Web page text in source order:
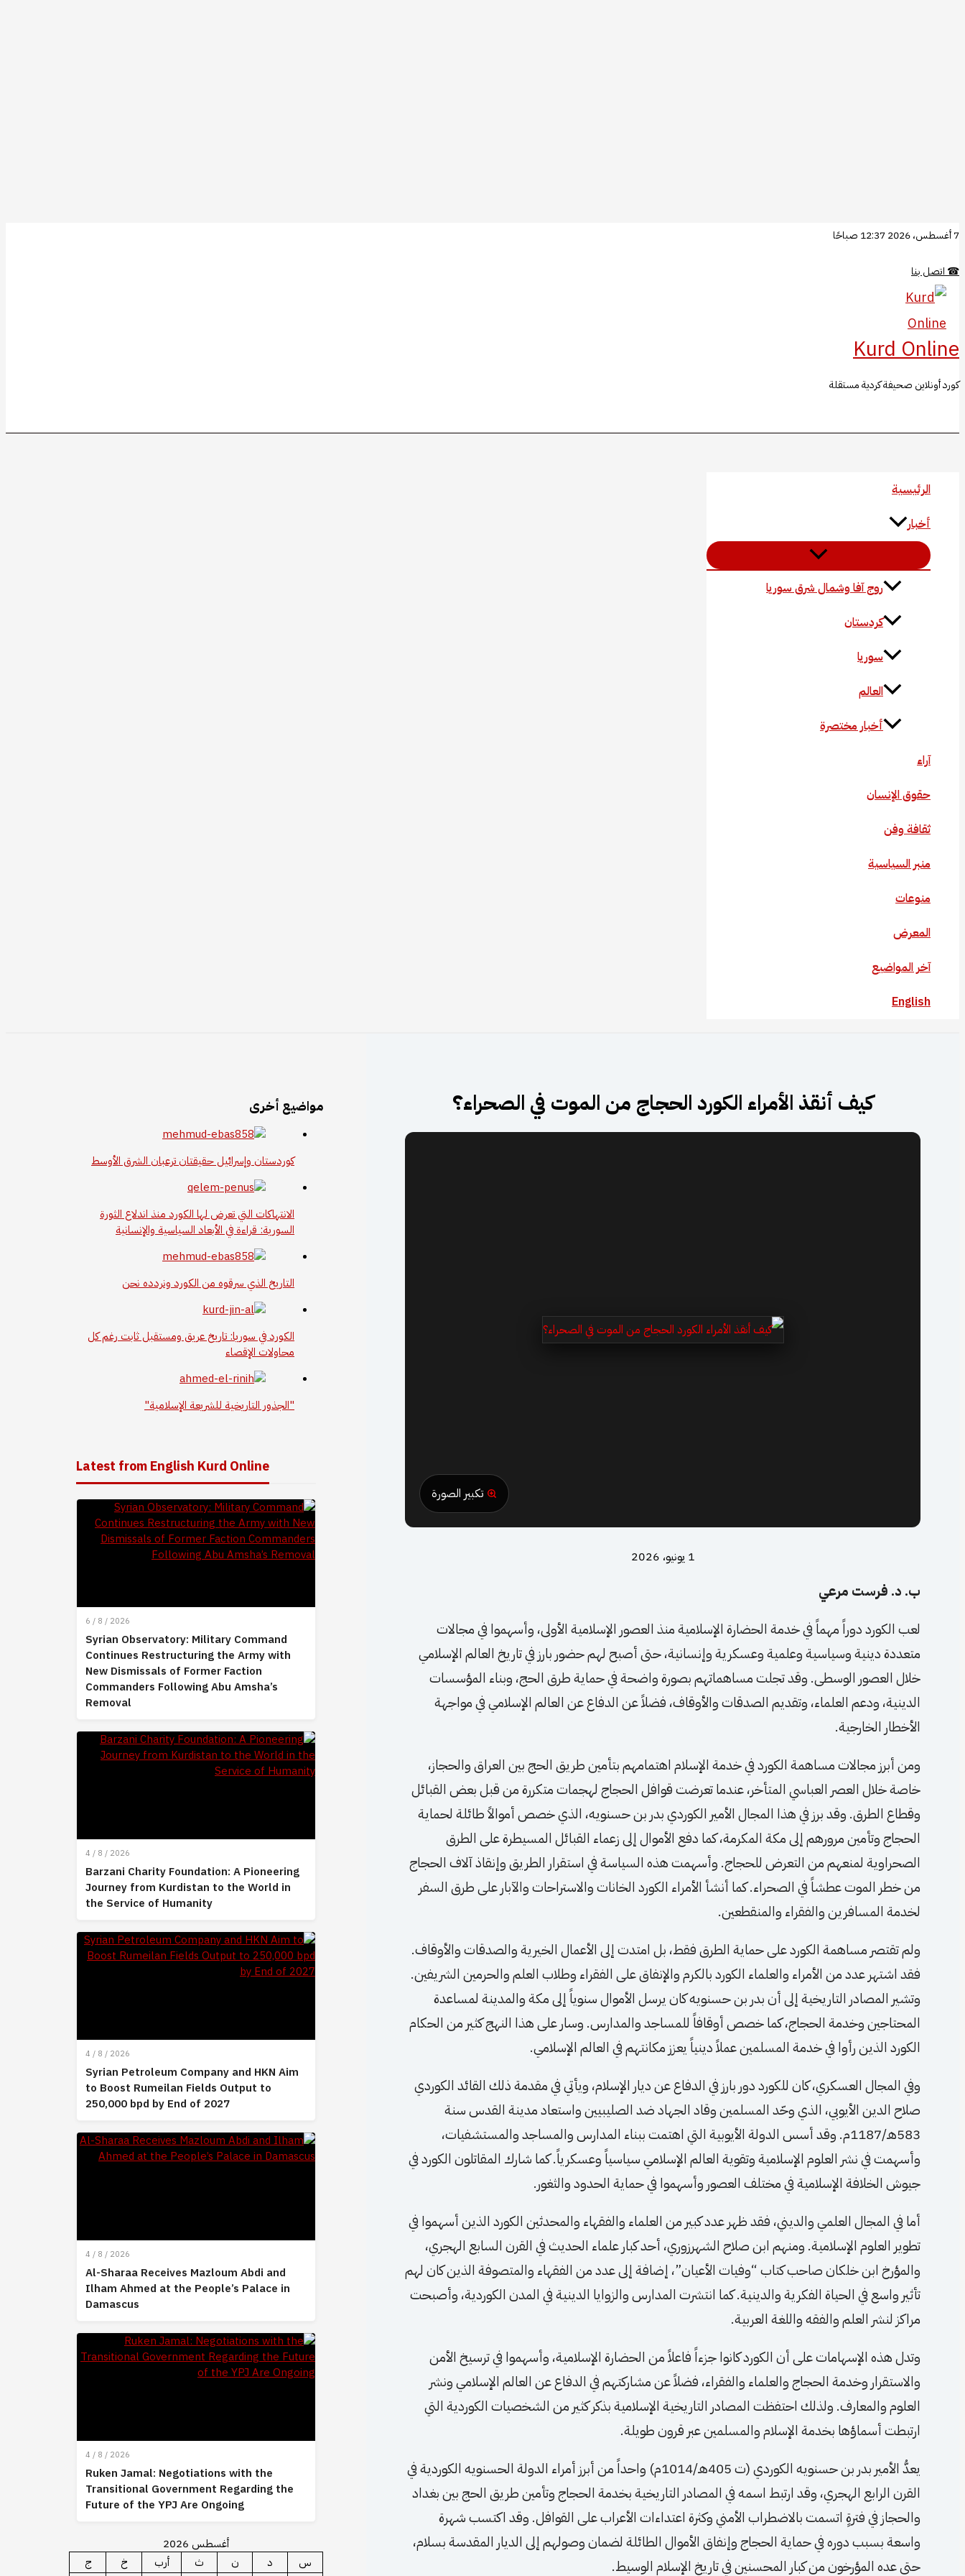
تخطي
المحتوى
7 أغسطس، 2026 12:37 صباحًا
☎ اتصل بنا
Kurd Online
كورد أونلاين صحيفة كردية مستقلة
الرئيسية
أخبار
روج آفا وشمال شرق سوريا
كردستان
سوريا
العالم
أخبار مختصرة
آراء
حقوق الإنسان
ثقافة وفن
منبر السياسية
منوعات
المعرض
آخر المواضيع
English
كيف أنقذ الأمراء الكورد الحجاج من الموت في الصحراء؟
تكبير الصورة
1 يونيو، 2026
ب. د. فرست مرعي
لعب الكورد دوراً مهماً في خدمة الحضارة الإسلامية منذ العصور الإسلامية الأولى، وأسهموا في مجالات
متعددة دينية وسياسية وعلمية وعسكرية وإنسانية، حتى أصبح لهم حضور بارز في تاريخ العالم الإسلامي
خلال العصور الوسطى. وقد تجلت مساهماتهم بصورة واضحة في حماية طرق الحج، وبناء المؤسسات
الدينية، ودعم العلماء، وتقديم الصدقات والأوقاف، فضلاً عن الدفاع عن العالم الإسلامي في مواجهة
الأخطار الخارجية.
ومن أبرز مجالات مساهمة الكورد في خدمة الإسلام اهتمامهم بتأمين طريق الحج بين العراق والحجاز،
خاصة خلال العصر العباسي المتأخر، عندما تعرضت قوافل الحجاج لهجمات متكررة من قبل بعض القبائل
وقطاع الطرق. وقد برز في هذا المجال الأمير الكوردي بدر بن حسنويه، الذي خصص أموالاً طائلة لحماية
الحجاج وتأمين مرورهم إلى مكة المكرمة، كما دفع الأموال إلى زعماء القبائل المسيطرة على الطرق
الصحراوية لمنعهم من التعرض للحجاج. وأسهمت هذه السياسة في استقرار الطريق وإنقاذ آلاف الحجاج
من خطر الموت عطشاً في الصحراء. كما أنشأ الأمراء الكورد الخانات والاستراحات والآبار على طرق السفر
لخدمة المسافرين والفقراء والمنقطعين.
ولم تقتصر مساهمة الكورد على حماية الطرق فقط، بل امتدت إلى الأعمال الخيرية والصدقات والأوقاف.
فقد اشتهر عدد من الأمراء والعلماء الكورد بالكرم والإنفاق على الفقراء وطلاب العلم والحرمين الشريفين.
وتشير المصادر التاريخية إلى أن بدر بن حسنويه كان يرسل الأموال سنوياً إلى مكة والمدينة لمساعدة
المحتاجين وخدمة الحجاج، كما خصص أوقافاً للمساجد والمدارس. وسار على هذا النهج كثير من الحكام
الكورد الذين رأوا في خدمة المسلمين عملاً دينياً يعزز مكانتهم في العالم الإسلامي.
وفي المجال العسكري، كان للكورد دور بارز في الدفاع عن ديار الإسلام، ويأتي في مقدمة ذلك القائد الكوردي
صلاح الدين الأيوبي، الذي وحّد المسلمين وقاد الجهاد ضد الصليبيين واستعاد مدينة القدس سنة
583هـ/1187م. وقد أسس الدولة الأيوبية التي اهتمت ببناء المدارس والمساجد والمستشفيات،
وأسهمت في نشر العلوم الإسلامية وتقوية العالم الإسلامي سياسياً وعسكرياً. كما شارك المقاتلون الكورد في
جيوش الخلافة الإسلامية في مختلف العصور وأسهموا في حماية الحدود والثغور.
أما في المجال العلمي والديني، فقد ظهر عدد كبير من العلماء والفقهاء والمحدثين الكورد الذين أسهموا في
تطوير العلوم الإسلامية. ومنهم ابن صلاح الشهرزوري، أحد كبار علماء الحديث في القرن السابع الهجري،
والمؤرخ ابن خلكان صاحب كتاب “وفيات الأعيان”، إضافة إلى عدد من الفقهاء والمتصوفة الذين كان لهم
تأثير واسع في الحياة الفكرية والدينية. كما انتشرت المدارس والزوايا الدينية في المدن الكوردية، وأصبحت
مراكز لنشر العلم والفقه واللغة العربية.
وتدل هذه الإسهامات على أن الكورد كانوا جزءاً فاعلاً من الحضارة الإسلامية، وأسهموا في ترسيخ الأمن
والاستقرار وخدمة الحجاج والعلماء والفقراء، فضلاً عن مشاركتهم في الدفاع عن العالم الإسلامي ونشر
العلوم والمعارف. ولذلك احتفظت المصادر التاريخية الإسلامية بذكر كثير من الشخصيات الكوردية التي
ارتبطت أسماؤها بخدمة الإسلام والمسلمين عبر قرون طويلة.
يعدُّ الأمير بدر بن حسنويه الكوردي (ت 405هـ/1014م) واحداً من أبرز أمراء الدولة الحسنويه الكوردية في
القرن الرابع الهجري، وقد ارتبط اسمه في المصادر التاريخية بخدمة الحجاج وتأمين طريق الحج بين بغداد
والحجاز في فترةٍ اتسمت بالاضطراب الأمني وكثرة اعتداءات الأعراب على القوافل. وقد اكتسب شهرة
واسعة بسبب دوره في حماية الحجاج وإنفاق الأموال الطائلة لضمان وصولهم إلى الديار المقدسة بسلام،
حتى عده المؤرخون من كبار المحسنين في تاريخ الإسلام الوسيط.
مواضيع أخرى
كوردستان وإسرائيل حقيقتان ترعبان الشرق الأوسط
الانتهاكات التي تعرض لها الكورد منذ اندلاع الثورة
السورية: قراءة في الأبعاد السياسية والإنسانية
التاريخ الذي سرقوه من الكورد ونردده نحن
الكورد في سوريا: تاريخ عريق ومستقبل ثابت رغم كل
محاولات الإقصاء
"الجذور التاريخية للشريعة الإسلامية"
Latest from English Kurd Online
6 / 8 / 2026
Syrian Observatory: Military Command
Continues Restructuring the Army with
New Dismissals of Former Faction
Commanders Following Abu Amsha’s
Removal
4 / 8 / 2026
Barzani Charity Foundation: A Pioneering
Journey from Kurdistan to the World in
the Service of Humanity
4 / 8 / 2026
Syrian Petroleum Company and HKN Aim
to Boost Rumeilan Fields Output to
250,000 bpd by End of 2027
4 / 8 / 2026
Al-Sharaa Receives Mazloum Abdi and
Ilham Ahmed at the People’s Palace in
Damascus
4 / 8 / 2026
Ruken Jamal: Negotiations with the
Transitional Government Regarding the
Future of the YPJ Are Ongoing
أغسطس 2026
س
د ن ث أرب خ
ج